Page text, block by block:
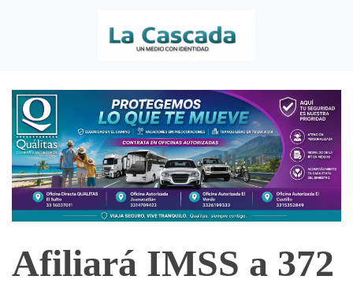
Afiliará IMSS a 372